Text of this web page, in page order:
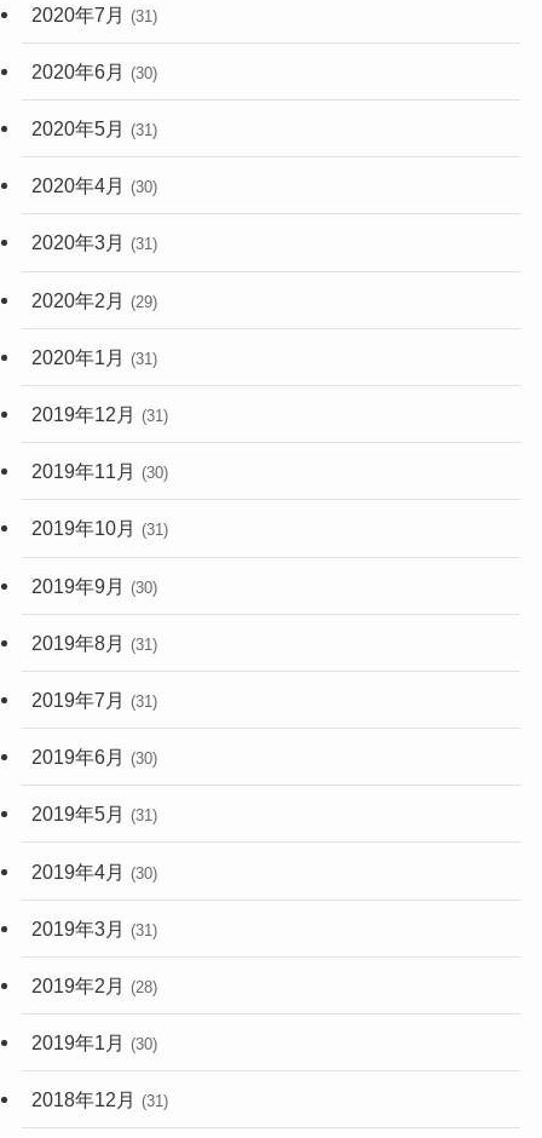
2020年7月 (31)
2020年6月 (30)
2020年5月 (31)
2020年4月 (30)
2020年3月 (31)
2020年2月 (29)
2020年1月 (31)
2019年12月 (31)
2019年11月 (30)
2019年10月 (31)
2019年9月 (30)
2019年8月 (31)
2019年7月 (31)
2019年6月 (30)
2019年5月 (31)
2019年4月 (30)
2019年3月 (31)
2019年2月 (28)
2019年1月 (30)
2018年12月 (31)